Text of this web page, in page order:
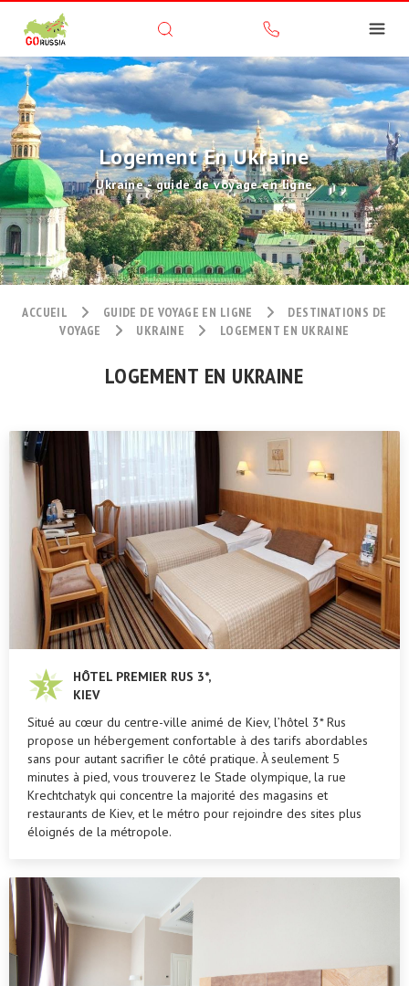
Logement En Ukraine
Ukraine - guide de voyage en ligne
ACCUEIL GUIDE DE VOYAGE EN LIGNE
DESTINATIONS DE
VOYAGE
UKRAINE LOGEMENT EN UKRAINE
LOGEMENT EN UKRAINE
HÔTEL PREMIER RUS 3*,
KIEV
Situé au cœur du centre-ville animé de Kiev, l’hôtel 3* Rus
propose un hébergement confortable à des tarifs abordables
sans pour autant sacrifier le côté pratique. À seulement 5
minutes à pied, vous trouverez le Stade olympique, la rue
Krechtchatyk qui concentre la majorité des magasins et
restaurants de Kiev, et le métro pour rejoindre des sites plus
éloignés de la métropole.